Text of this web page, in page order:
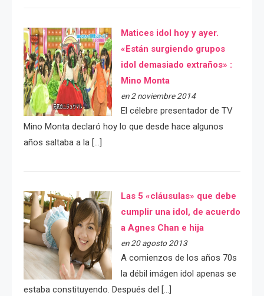
Matices idol hoy y ayer.
«Están surgiendo grupos
idol demasiado extraños» :
Mino Monta
en 2 noviembre 2014
El célebre presentador de TV
Mino Monta declaró hoy lo que desde hace algunos
años saltaba a la […]
Las 5 «cláusulas» que debe
cumplir una idol, de acuerdo
a Agnes Chan e hija
en 20 agosto 2013
A comienzos de los años 70s
la débil imágen idol apenas se
estaba constituyendo. Después del […]